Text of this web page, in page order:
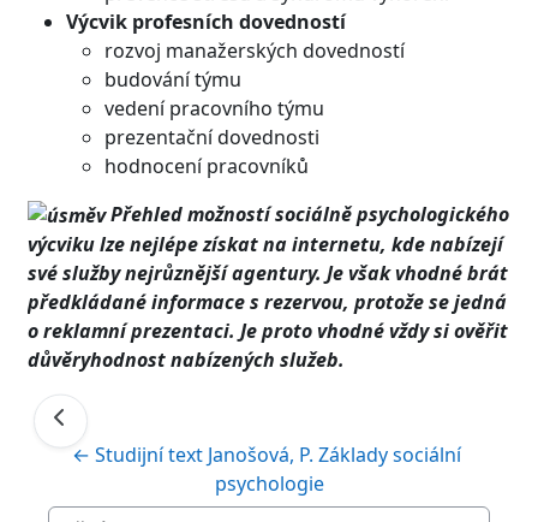
Výcvik profesních dovedností
rozvoj manažerských dovedností
budování týmu
vedení pracovního týmu
prezentační dovednosti
hodnocení pracovníků
Přehled možností sociálně psychologického
výcviku lze nejlépe získat na internetu, kde nabízejí
své služby nejrůznější agentury. Je však vhodné brát
předkládané informace s rezervou, protože se jedná
o reklamní prezentaci. Je proto vhodné vždy si ověřit
důvěryhodnost nabízených služeb.
← Studijní text Janošová, P. Základy sociální
psychologie